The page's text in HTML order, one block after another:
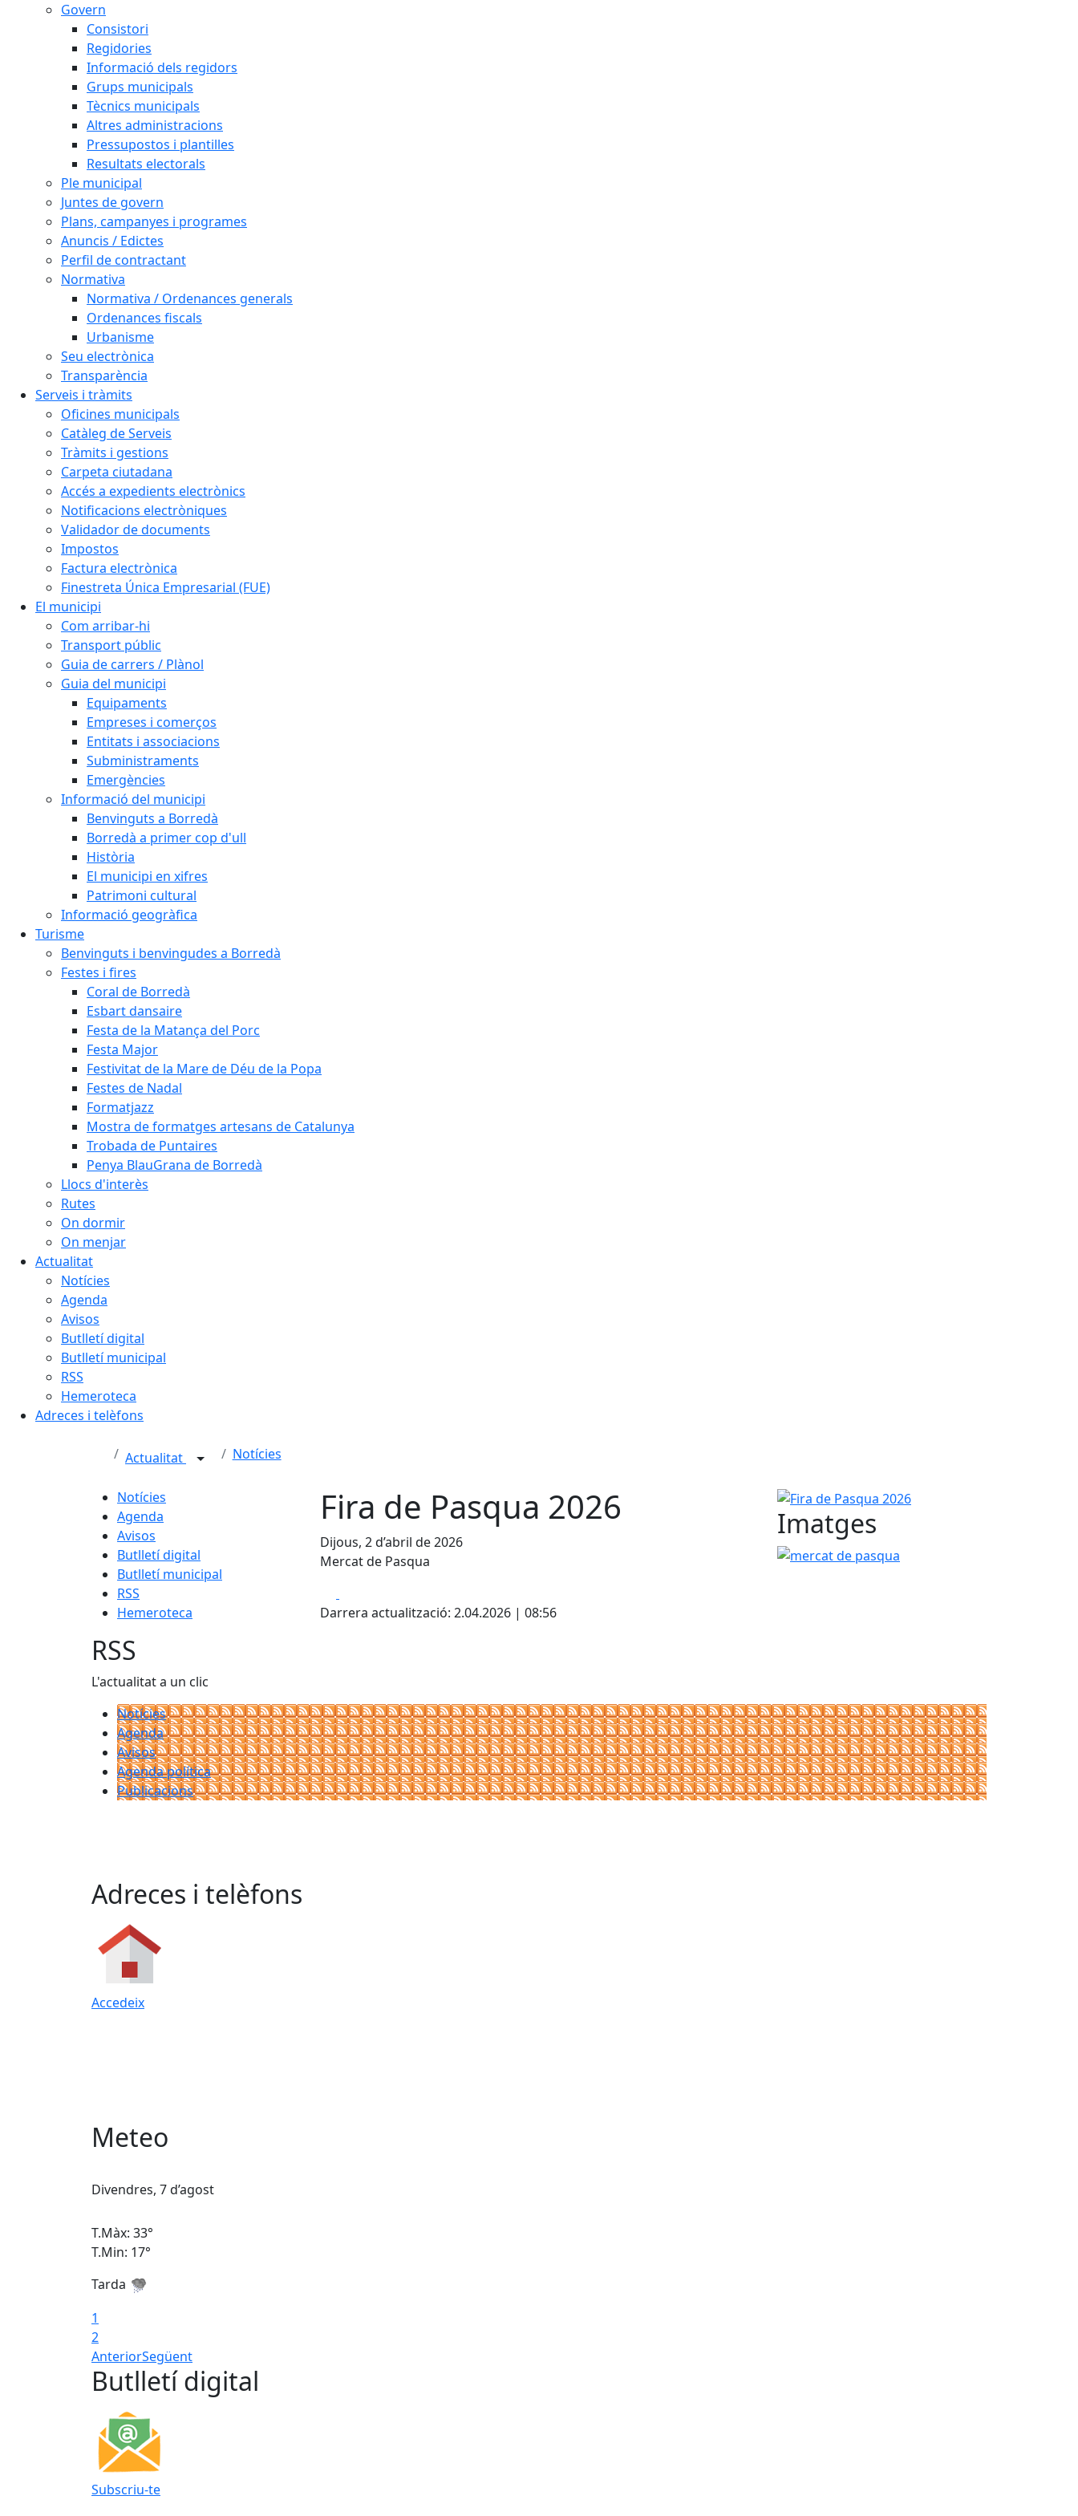
Govern
Consistori
Regidories
Informació dels regidors
Grups municipals
Tècnics municipals
Altres administracions
Pressupostos i plantilles
Resultats electorals
Ple municipal
Juntes de govern
Plans, campanyes i programes
Anuncis / Edictes
Perfil de contractant
Normativa
Normativa / Ordenances generals
Ordenances fiscals
Urbanisme
Seu electrònica
Transparència
Serveis i tràmits
Oficines municipals
Catàleg de Serveis
Tràmits i gestions
Carpeta ciutadana
Accés a expedients electrònics
Notificacions electròniques
Validador de documents
Impostos
Factura electrònica
Finestreta Única Empresarial (FUE)
El municipi
Com arribar-hi
Transport públic
Guia de carrers / Plànol
Guia del municipi
Equipaments
Empreses i comerços
Entitats i associacions
Subministraments
Emergències
Informació del municipi
Benvinguts a Borredà
Borredà a primer cop d'ull
Història
El municipi en xifres
Patrimoni cultural
Informació geogràfica
Turisme
Benvinguts i benvingudes a Borredà
Festes i fires
Coral de Borredà
Esbart dansaire
Festa de la Matança del Porc
Festa Major
Festivitat de la Mare de Déu de la Popa
Festes de Nadal
Formatjazz
Mostra de formatges artesans de Catalunya
Trobada de Puntaires
Penya BlauGrana de Borredà
Llocs d'interès
Rutes
On dormir
On menjar
Actualitat
Notícies
Agenda
Avisos
Butlletí digital
Butlletí municipal
RSS
Hemeroteca
Adreces i telèfons
Actualitat Notícies
Notícies
Agenda
Avisos
Butlletí digital
Butlletí municipal
RSS
Hemeroteca
Fira de Pasqua 2026
Dijous, 2 d’abril de 2026
Mercat de Pasqua
Darrera actualització: 2.04.2026 | 08:56
Fira de Pasqua 2026
Imatges
mercat de pasqua
RSS
L'actualitat a un clic
Notícies
Agenda
Avisos
Agenda política
Publicacions
Adreces i telèfons
Accedeix
Meteo
Divendres, 7 d’agost
T.Màx: 33°
T.Min: 17°
Tarda
1
2
AnteriorSegüent
Butlletí digital
Subscriu-te